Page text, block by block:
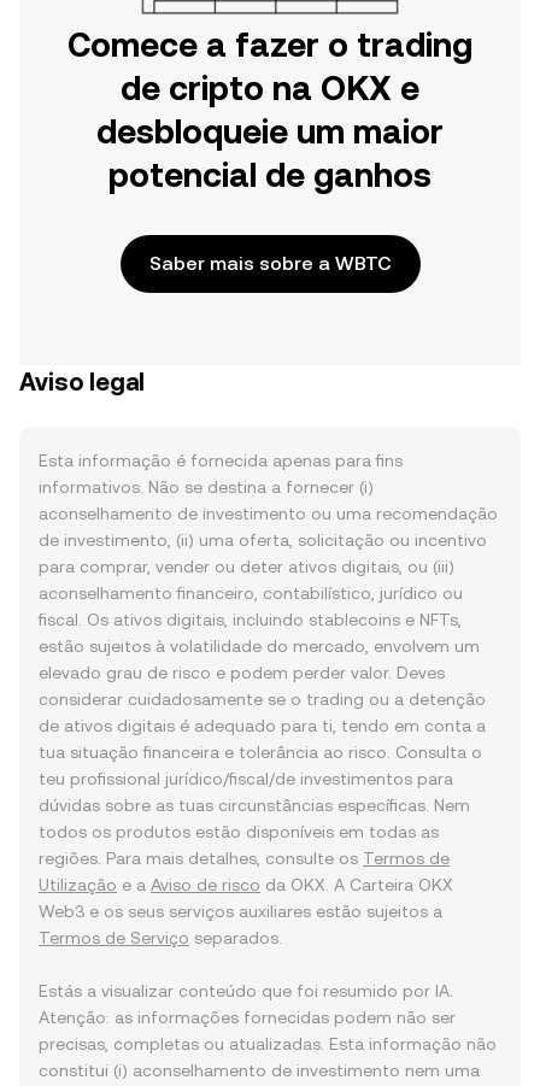
Comece a fazer o trading
de cripto na OKX e
desbloqueie um maior
potencial de ganhos
Saber mais sobre a WBTC
Aviso legal
Esta informação é fornecida apenas para fins
informativos. Não se destina a fornecer (i)
aconselhamento de investimento ou uma recomendação
de investimento, (ii) uma oferta, solicitação ou incentivo
para comprar, vender ou deter ativos digitais, ou (iii)
aconselhamento financeiro, contabilístico, jurídico ou
fiscal. Os ativos digitais, incluindo stablecoins e NFTs,
estão sujeitos à volatilidade do mercado, envolvem um
elevado grau de risco e podem perder valor. Deves
considerar cuidadosamente se o trading ou a detenção
de ativos digitais é adequado para ti, tendo em conta a
tua situação financeira e tolerância ao risco. Consulta o
teu profissional jurídico/fiscal/de investimentos para
dúvidas sobre as tuas circunstâncias específicas. Nem
todos os produtos estão disponíveis em todas as
regiões. Para mais detalhes, consulte os Termos de
Utilização e a Aviso de risco da OKX. A Carteira OKX
Web3 e os seus serviços auxiliares estão sujeitos a
Termos de Serviço separados.
Estás a visualizar conteúdo que foi resumido por IA.
Atenção: as informações fornecidas podem não ser
precisas, completas ou atualizadas. Esta informação não
constitui (i) aconselhamento de investimento nem uma